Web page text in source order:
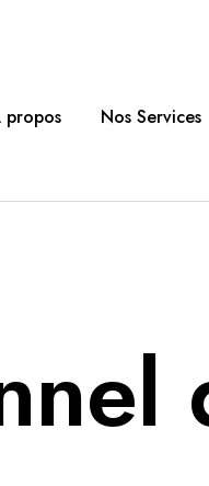
propos Nos Services